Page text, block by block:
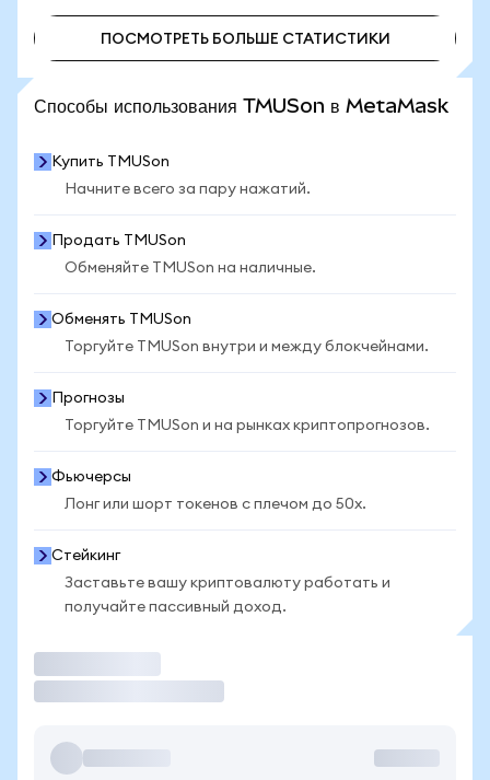
ПОСМОТРЕТЬ БОЛЬШЕ СТАТИСТИКИ
Способы использования TMUSon в MetaMask
Купить TMUSon
Начните всего за пару нажатий.
Продать TMUSon
Обменяйте TMUSon на наличные.
Обменять TMUSon
Торгуйте TMUSon внутри и между блокчейнами.
Прогнозы
Торгуйте TMUSon и на рынках криптопрогнозов.
Фьючерсы
Лонг или шорт токенов с плечом до 50x.
Стейкинг
Заставьте вашу криптовалюту работать и
получайте пассивный доход.